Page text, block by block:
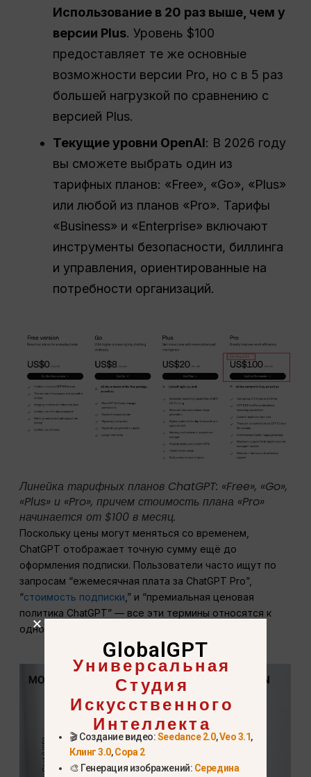
Использование в 20 раз выше, чем у
версии Plus. Уровень $100
предоставляет те же основные
возможности версии Pro, но с в 5 раз
большей нагрузкой по сравнению с
версией Plus.
Текущие уровни OpenAI: В 2026 году
вы сможете выбрать один из
тарифных планов: «Free», «Go», «Plus»
или любой из планов «Pro». Тарифы
«Business» и «Enterprise» включают
инструменты безопасности, биллинга
и управления, ориентированные на
потребности организаций.
Линейка тарифных планов ChatGPT: «Free», «Go»,
«Plus» и «Pro», причем стоимость плана «Pro»
начинается от $100 в месяц.
Поскольку цены могут меняться со временем,
ChatGPT отображает точную сумму ещё до
оформления подписки. Пользователи часто ищут по
запросам “ежемесячная плата за ChatGPT Pro”,
“стоимость подписки ,” и “премиальная ценовая
политика ChatGPT” — все эти термины относятся к
одному и тому же плану.
GlobalGPT
Универсальная
Студия
Искусственного
Интеллекта
🎬 Создание видео:Seedance 2.0,Veo 3.1,
Клинг 3.0,Сора 2
🎨 Генерация изображений: Середина